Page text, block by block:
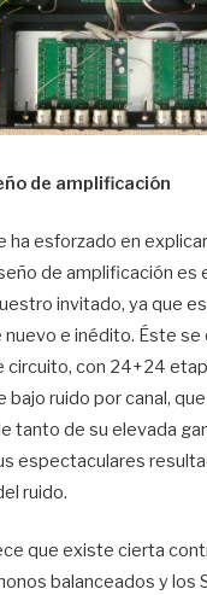
de amplificación
ha esforzado en
de amplificación es
invitado, ya que es
e inédito. Éste se
circuito, con 24+24
bajo ruido por canal,
tanto de su elevada
espectaculares
ruido.
que existe cierta
balanceados y los